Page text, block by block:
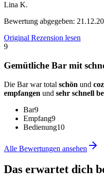
Lina K.
Bewertung abgegeben:
Original Rezension lesen
9
Gemütliche Bar mit
Die Bar war total schön und
empfangen und sehr schnell
Bar9
Empfang9
Bedienung10
Alle Bewertungen ansehen
Das erwartet dich